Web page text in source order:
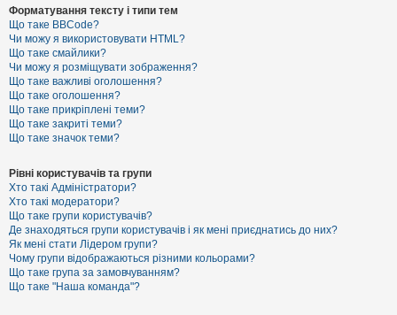
П
о
ш
у
к
Д
о
п
о
г
а
Форматування тексту і типи тем
Що таке BBCode?
Чи можу я використовувати HTML?
Що таке смайлики?
Чи можу я розміщувати зображення?
Що таке важливі оголошення?
Що таке оголошення?
Що таке прикріплені теми?
Що таке закриті теми?
Що таке значок теми?
Рівні користувачів та групи
Хто такі Адміністратори?
Хто такі модератори?
Що таке групи користувачів?
Де знаходяться групи користувачів і як мені приєднатись до них?
Як мені стати Лідером групи?
Чому групи відображаються різними кольорами?
Що таке група за замовчуванням?
Що таке "Наша команда"?